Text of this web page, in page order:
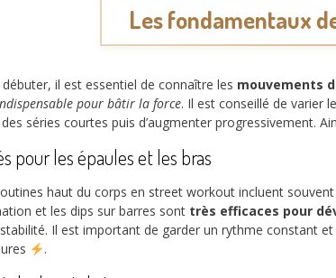
Les fondamentaux
il est essentiel de connaître les mouvements
pour bâtir la force. Il est conseillé de varier
séries courtes puis d’augmenter progressivement.
pour les épaules et les bras
haut du corps en street workout incluent
et les dips sur barres sont très efficaces pour
Il est important de garder un rythme constant
.